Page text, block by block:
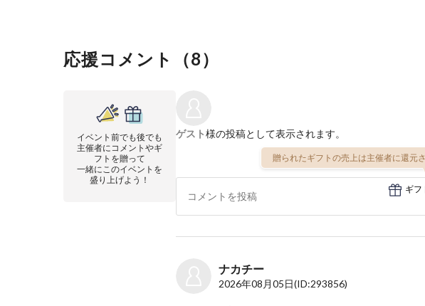
応援コメント（8）
イベント前でも後でも
主催者にコメントやギ
フトを贈って
一緒にこのイベントを
盛り上げよう！
ゲスト様の投稿として表示されます。
贈られたギフトの売上は主催者に還元
ギフ
ナカチー
2026年08月05日(ID:293856)